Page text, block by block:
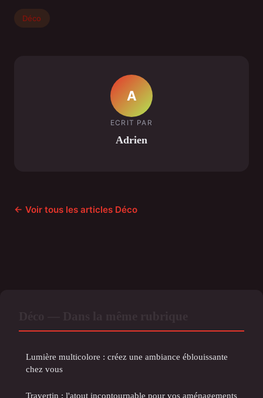
Déco
A
ECRIT PAR
Adrien
← Voir tous les articles Déco
Lumière multicolore : créez une ambiance éblouissante
chez vous
Travertin : l'atout incontournable pour vos aménagements